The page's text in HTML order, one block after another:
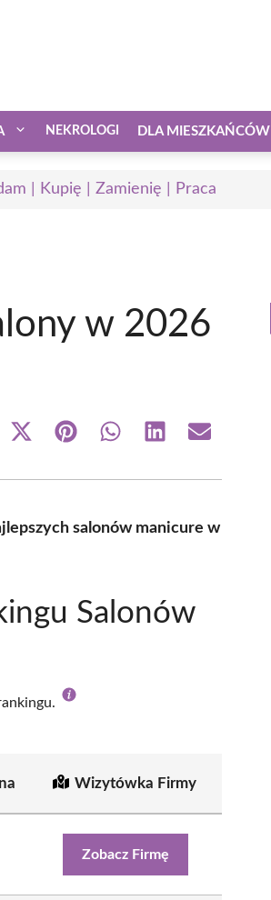
NEKROLOGI DLA MIESZKAŃCÓW
| Kupię | Zamienię | Praca
w 2026
Share
(Twitter)
Share Share Share Share
salonów manicure w
Salonów
Wizytówka Firmy
Zobacz Firmę